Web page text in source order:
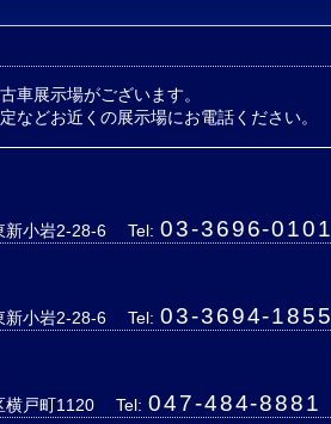
車展示場がございます。
などお近くの展示場にお電話ください。
小岩2-28-6 Tel: 03-3696-0101
小岩2-28-6 Tel: 03-3694-1855
戸町1120 Tel: 047-484-8881